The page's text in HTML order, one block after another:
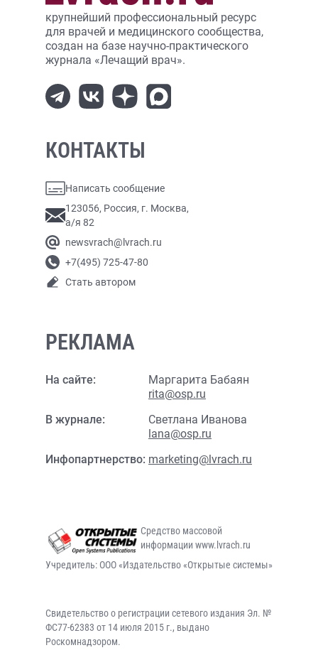
крупнейший профессиональный ресурс
для врачей и медицинского сообщества,
создан на базе научно-практического
журнала «Лечащий врач».
КОНТАКТЫ
Написать сообщение
123056, Россия, г. Москва,
а/я 82
newsvrach@lvrach.ru
+7(495) 725-47-80
Стать автором
РЕКЛАМА
На сайте:
Маргарита Бабаян
rita@osp.ru
В журнале:
Светлана Иванова
lana@osp.ru
Инфопартнерство: marketing@lvrach.ru
Средство массовой
информации www.lvrach.ru
Учредитель: ООО «Издательство «Открытые системы»
Свидетельство о регистрации сетевого издания Эл. №
ФС77-62383 от 14 июля 2015 г., выдано
Роскомнадзором.